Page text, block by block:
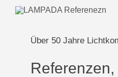
Über 50 Jahre
Referenzen,